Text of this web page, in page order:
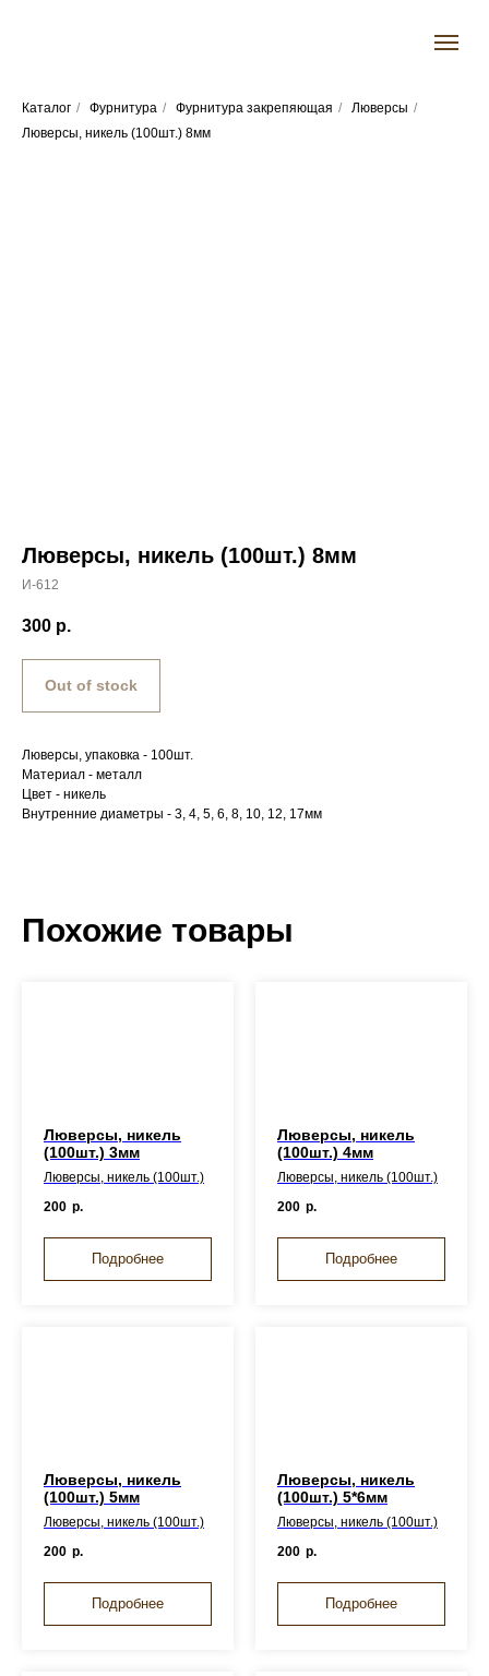
Каталог / Фурнитура / Фурнитура закрепяющая / Люверсы /
Люверсы, никель (100шт.) 8мм
Люверсы, никель (100шт.) 8мм
И-612
300 р.
Out of stock
Люверсы, упаковка - 100шт.
Материал - металл
Цвет - никель
Внутренние диаметры - 3, 4, 5, 6, 8, 10, 12, 17мм
Похожие товары
Люверсы, никель
(100шт.) 3мм
Люверсы, никель (100шт.)
200 р.
Подробнее
Люверсы, никель
(100шт.) 4мм
Люверсы, никель (100шт.)
200 р.
Подробнее
Люверсы, никель
(100шт.) 5мм
Люверсы, никель (100шт.)
200 р.
Подробнее
Люверсы, никель
(100шт.) 5*6мм
Люверсы, никель (100шт.)
200 р.
Подробнее